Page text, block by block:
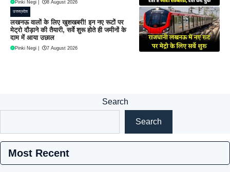
Pinki Negi 8 August 2026
उत्तरप्रदेश
लखनऊ वालों के लिए खुशखबरी! इन नए रूटों पर
मेट्रो दौड़ाने की तैयारी, सर्वे शुरू होते ही जमीनों के
दाम में आया उछाल
Pinki Negi 7 August 2026
Search
Search
Most Recent